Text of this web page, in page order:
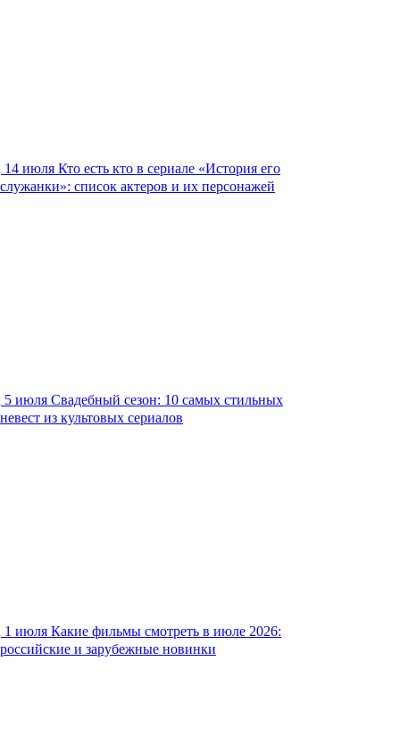
14 июля Кто есть кто в сериале «История его
служанки»: список актеров и их персонажей
5 июля Свадебный сезон: 10 самых стильных
невест из культовых сериалов
1 июля Какие фильмы смотреть в июле 2026:
российские и зарубежные новинки